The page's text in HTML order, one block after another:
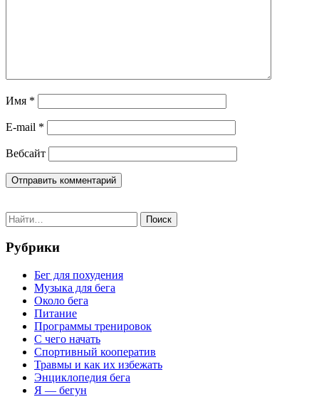
Имя *
E-mail *
Вебсайт
Поиск
Рубрики
Бег для похудения
Музыка для бега
Около бега
Питание
Программы тренировок
С чего начать
Спортивный кооператив
Травмы и как их избежать
Энциклопедия бега
Я — бегун